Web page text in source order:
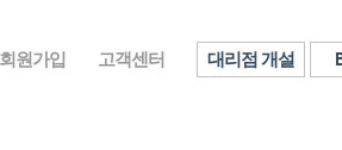
회원가입 고객센터 대리점 개설